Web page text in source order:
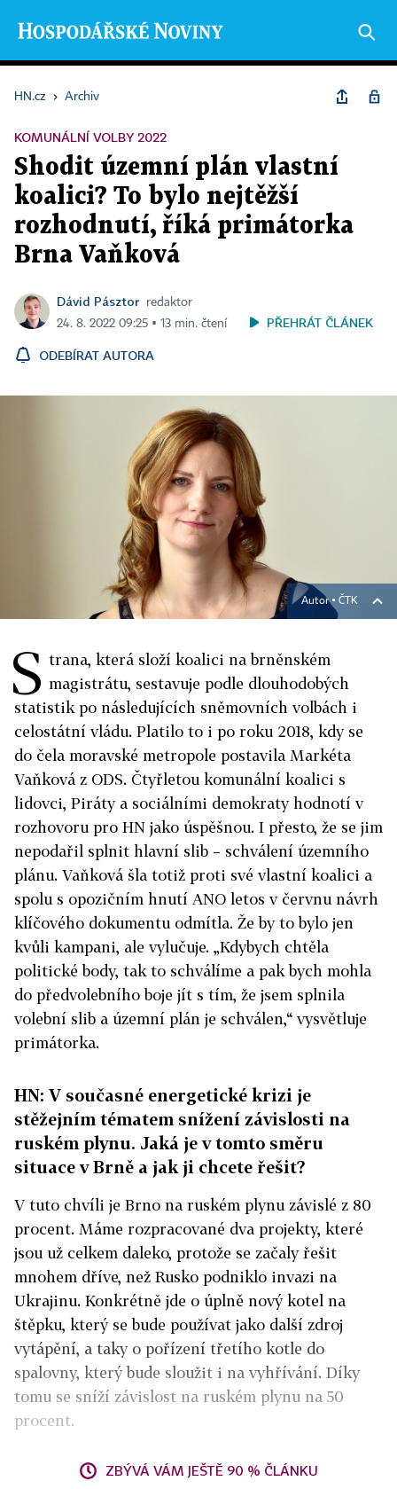
HN.cz › Archiv
KOMUNÁLNÍ VOLBY 2022
Shodit územní plán vlastní
koalici? To bylo nejtěžší
rozhodnutí, říká primátorka
Brna Vaňková
Dávid Pásztor
redaktor
24. 8. 2022 09:25 ▪ 13 min. čtení
PŘEHRÁT ČLÁNEK
ODEBÍRAT AUTORA
Autor ▪ ČTK
S trana, která složí koalici na brněnském
magistrátu, sestavuje podle dlouhodobých
statistik po následujících sněmovních volbách i
celostátní vládu. Platilo to i po roku 2018, kdy se
do čela moravské metropole postavila Markéta
Vaňková z ODS. Čtyřletou komunální koalici s
lidovci, Piráty a sociálními demokraty hodnotí v
rozhovoru pro HN jako úspěšnou. I přesto, že se jim
nepodařil splnit hlavní slib – schválení územního
plánu. Vaňková šla totiž proti své vlastní koalici a
spolu s opozičním hnutí ANO letos v červnu návrh
klíčového dokumentu odmítla. Že by to bylo jen
kvůli kampani, ale vylučuje. „Kdybych chtěla
politické body, tak to schválíme a pak bych mohla
do předvolebního boje jít s tím, že jsem splnila
volební slib a územní plán je schválen,“ vysvětluje
primátorka.
HN: V současné energetické krizi je
stěžejním tématem snížení závislosti na
ruském plynu. Jaká je v tomto směru
situace v Brně a jak ji chcete řešit?
V tuto chvíli je Brno na ruském plynu závislé z 80
procent. Máme rozpracované dva projekty, které
jsou už celkem daleko, protože se začaly řešit
mnohem dříve, než Rusko podniklo invazi na
Ukrajinu. Konkrétně jde o úplně nový kotel na
štěpku, který se bude používat jako další zdroj
vytápění, a taky o pořízení třetího kotle do
spalovny, který bude sloužit i na vyhřívání. Díky
tomu se sníží závislost na ruském plynu na 50
procent.
ZBÝVÁ VÁM JEŠTĚ 90 % ČLÁNKU